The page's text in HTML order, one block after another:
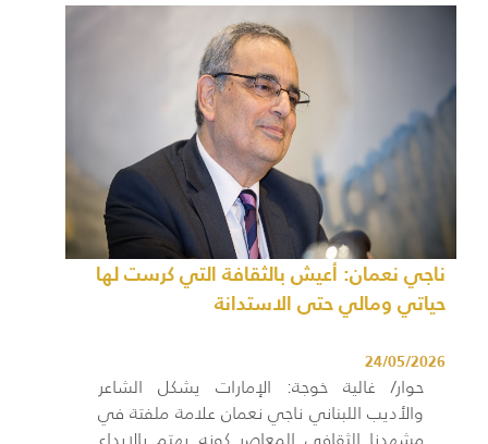
ناجي نعمان: أعيش بالثقافة التي كرست لها
حياتي ومالي حتى الاستدانة
24/05/2026
حوار/ غالية خوجة: الإمارات يشكل الشاعر
والأديب اللبناني ناجي نعمان علامة ملفتة في
مشهدنا الثقافي المعاصر كونه يهتم بالإبداع